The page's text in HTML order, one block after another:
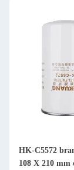
HK-C5572
108 X 210